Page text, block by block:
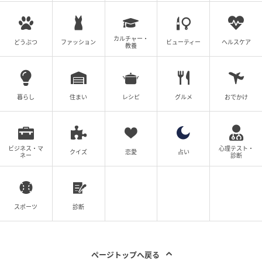
どうぶつ ファッション
カルチャー・
教養
ビューティー ヘルスケア
暮らし 住まい レシピ グルメ おでかけ
ビジネス・マ
ネー
クイズ 恋愛 占い
心理テスト・
診断
スポーツ 診断
ページトップへ戻る